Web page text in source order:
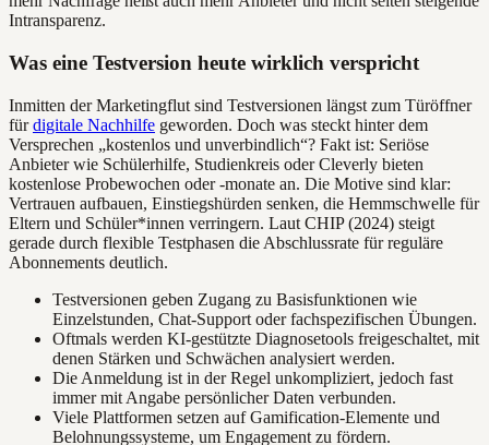
Intransparenz.
Was eine Testversion heute wirklich verspricht
Inmitten der Marketingflut sind Testversionen längst zum Türöffner
fürdigitale Nachhilfe geworden. Doch was steckt hinter dem
Versprechen „kostenlos und unverbindlich“? Fakt ist: Seriöse
Anbieter wie Schülerhilfe, Studienkreis oder Cleverly bieten
kostenlose Probewochen oder -monate an. Die Motive sind klar:
Vertrauen aufbauen, Einstiegshürden senken, die Hemmschwelle für
Eltern und Schüler*innen verringern. Laut CHIP (2024) steigt
gerade durch flexible Testphasen die Abschlussrate für reguläre
Abonnements deutlich.
Testversionen geben Zugang zu Basisfunktionen wie
Einzelstunden, Chat-Support oder fachspezifischen Übungen.
Oftmals werden KI-gestützte Diagnosetools freigeschaltet, mit
denen Stärken und Schwächen analysiert werden.
Die Anmeldung ist in der Regel unkompliziert, jedoch fast
immer mit Angabe persönlicher Daten verbunden.
Viele Plattformen setzen auf Gamification-Elemente und
Belohnungssysteme, um Engagement zu fördern.